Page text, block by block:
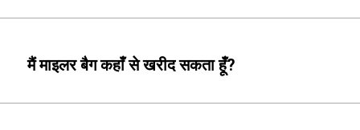
मैं माइलर बैग कहाँ से खरीद सकता हूँ?